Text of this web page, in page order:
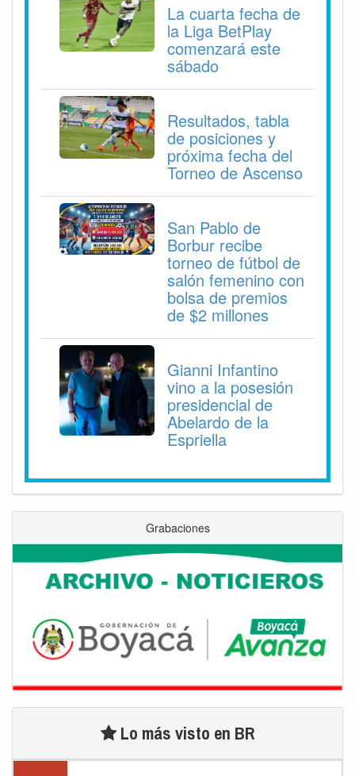
La cuarta fecha de
la Liga BetPlay
comenzará este
sábado
Resultados, tabla
de posiciones y
próxima fecha del
Torneo de Ascenso
San Pablo de
Borbur recibe
torneo de fútbol de
salón femenino con
bolsa de premios
de $2 millones
Gianni Infantino
vino a la posesión
presidencial de
Abelardo de la
Espriella
Grabaciones
Lo más visto en BR